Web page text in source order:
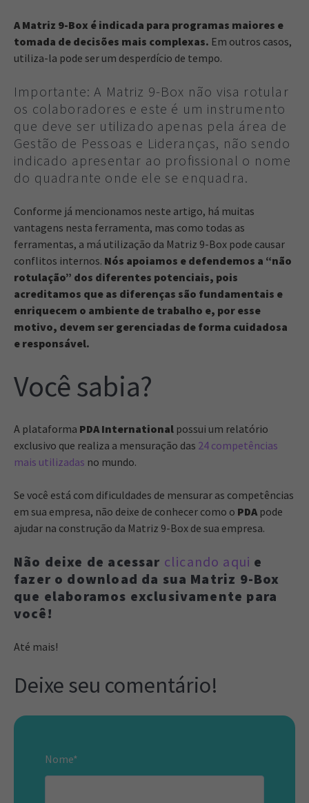
A Matriz 9-Box é indicada para programas maiores e
tomada de decisões mais complexas. Em outros casos,
utiliza-la pode ser um desperdício de tempo.
Importante: A Matriz 9-Box não visa rotular
os colaboradores e este é um instrumento
que deve ser utilizado apenas pela área de
Gestão de Pessoas e Lideranças, não sendo
indicado apresentar ao profissional o nome
do quadrante onde ele se enquadra.
Conforme já mencionamos neste artigo, há muitas
vantagens nesta ferramenta, mas como todas as
ferramentas, a má utilização da Matriz 9-Box pode causar
conflitos internos. Nós apoiamos e defendemos a “não
rotulação” dos diferentes potenciais, pois
acreditamos que as diferenças são fundamentais e
enriquecem o ambiente de trabalho e, por esse
motivo, devem ser gerenciadas de forma cuidadosa
e responsável.
Você sabia?
A plataforma PDA International possui um relatório
exclusivo que realiza a mensuração das 24 competências
mais utilizadas no mundo.
Se você está com dificuldades de mensurar as competências
em sua empresa, não deixe de conhecer como o PDApode
ajudar na construção da Matriz 9-Box de sua empresa.
Não deixe de acessar clicando aqui e
fazer o download da sua Matriz 9-Box
que elaboramos exclusivamente para
você!
Até mais!
Deixe seu comentário!
Nome*